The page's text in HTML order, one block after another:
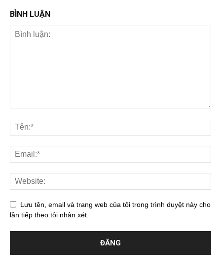
BÌNH LUẬN
Lưu tên, email và trang web của tôi trong trình duyệt này cho
lần tiếp theo tôi nhận xét.